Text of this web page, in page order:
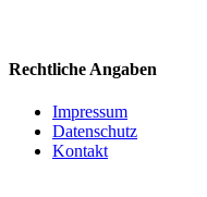
Rechtliche Angaben
Impressum
Datenschutz
Kontakt